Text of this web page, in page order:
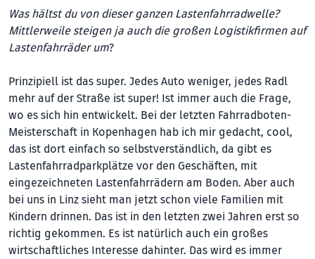
Was hältst du von dieser ganzen Lastenfahrradwelle?
Mittlerweile steigen ja auch die großen Logistikfirmen auf
Lastenfahrräder um?
Prinzipiell ist das super. Jedes Auto weniger, jedes Radl
mehr auf der Straße ist super! Ist immer auch die Frage,
wo es sich hin entwickelt. Bei der letzten Fahrradboten-
Meisterschaft in Kopenhagen hab ich mir gedacht, cool,
das ist dort einfach so selbstverständlich, da gibt es
Lastenfahrradparkplätze vor den Geschäften, mit
eingezeichneten Lastenfahrrädern am Boden. Aber auch
bei uns in Linz sieht man jetzt schon viele Familien mit
Kindern drinnen. Das ist in den letzten zwei Jahren erst so
richtig gekommen. Es ist natürlich auch ein großes
wirtschaftliches Interesse dahinter. Das wird es immer